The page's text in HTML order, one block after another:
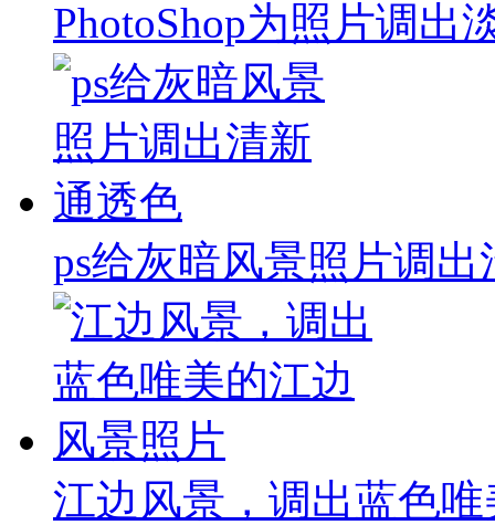
PhotoShop为照片调出
ps给灰暗风景照片调
江边风景，调出蓝色